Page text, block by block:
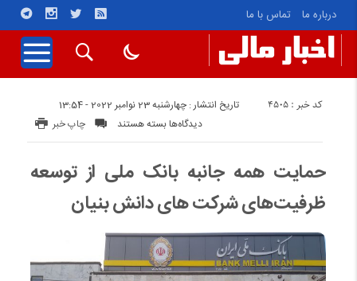
درباره ما تماس با ما
تاریخ انتشار : چهارشنبه 23 نوامبر 2022 - 13:54 کد خبر : 4505
چاپ خبر دیدگاه‌ها برای
حمایت
همه
جانبه
بانک
ملی
از
توسعه
ظرفیت‌های
بسته هستند
حمایت همه جانبه بانک ملی از توسعه
ظرفیت‌های شرکت‌ های دانش بنیان